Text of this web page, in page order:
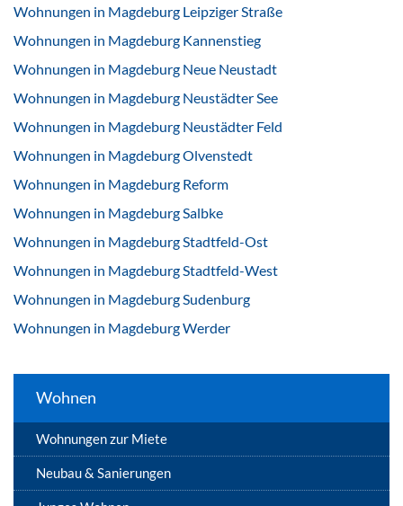
Wohnungen in Magdeburg Leipziger Straße
Wohnungen in Magdeburg Kannenstieg
Wohnungen in Magdeburg Neue Neustadt
Wohnungen in Magdeburg Neustädter See
Wohnungen in Magdeburg Neustädter Feld
Wohnungen in Magdeburg Olvenstedt
Wohnungen in Magdeburg Reform
Wohnungen in Magdeburg Salbke
Wohnungen in Magdeburg Stadtfeld-Ost
Wohnungen in Magdeburg Stadtfeld-West
Wohnungen in Magdeburg Sudenburg
Wohnungen in Magdeburg Werder
Wohnen
Wohnungen zur Miete
Neubau & Sanierungen